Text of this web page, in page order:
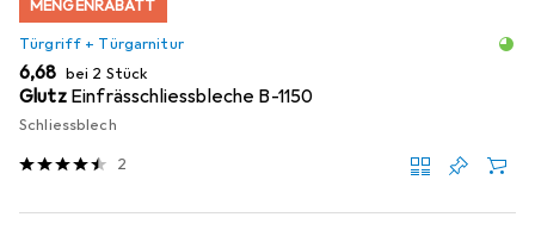
MENGENRABATT
Türgriff + Türgarnitur
EUR
6,68 bei 2 Stück
Glutz Einfrässchliessbleche B-1150
Schliessblech
2